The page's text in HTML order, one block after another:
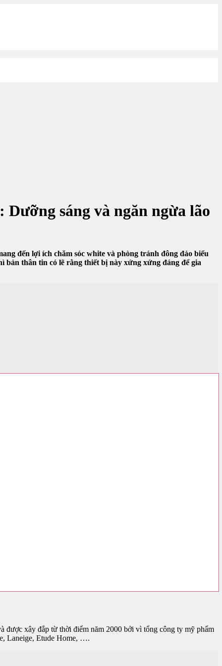
sáng và ngăn ngừa lão
đến lợi ích chăm sóc white và phòng tránh đông đảo biểu
thân tin có lẽ rằng thiết bị này xứng xứng đáng để gia
được xây đắp từ thời điểm năm 2000 bởi vì tổng công ty mỹ phẩm
Laneige, Etude Home, ….